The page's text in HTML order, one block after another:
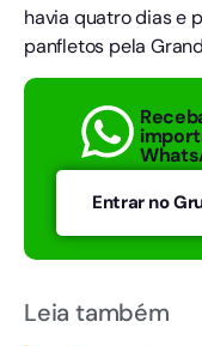
havia quatro dias e
panfletos pela
Entrar no
Leia também